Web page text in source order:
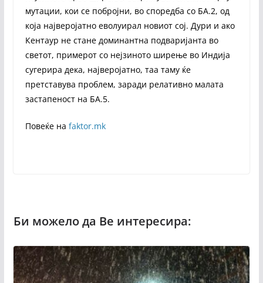
мутации, кои се побројни, во споредба со БA.2, од
која најверојатно еволуирал новиот сој. Дури и ако
Кентаур не стане доминантна подваријанта во
светот, примерот со нејзиното ширење во Индија
сугерира дека, најверојатно, таа таму ќе
претставува проблем, заради релативно малата
застапеност на БА.5.
Повеќе на faktor.mk